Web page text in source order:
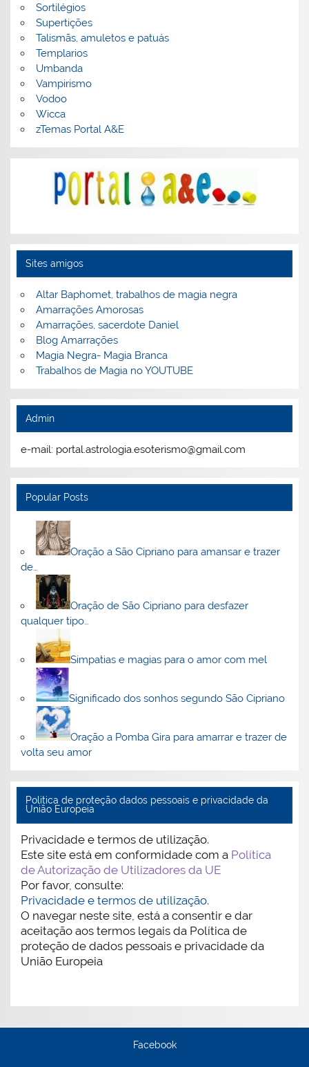
Sortilégios
Supertições
Talismãs, amuletos e patuás
Templarios
Umbanda
Vampirismo
Vodoo
Wicca
zTemas Portal A&E
Sites amigos
Altar Baphomet, trabalhos de magia negra
Amarrações Amorosas
Amarrações, sacerdote Daniel
Blog Amarrações
Magia Negra- Magia Branca
Trabalhos de Magia no YOUTUBE
Admin
e-mail: portal.astrologia.esoterismo@gmail.com
Popular Posts
Oração a São Cipriano para amansar e trazer
de…
Oração de São Cipriano para desfazer
qualquer tipo…
Simpatias e magias para o amor com mel
Significado dos sonhos segundo São Cipriano
Oração a Pomba Gira para amarrar e trazer de
volta seu amor
Politica de proteção dados pessoais e privacidade da
União Europeia
Privacidade e termos de utilização.
Este site está em conformidade com a Política
de Autorização de Utilizadores da UE
Por favor, consulte:
Privacidade e termos de utilização.
O navegar neste site, está a consentir e dar
aceitação aos termos legais da Política de
proteção de dados pessoais e privacidade da
União Europeia
Facebook